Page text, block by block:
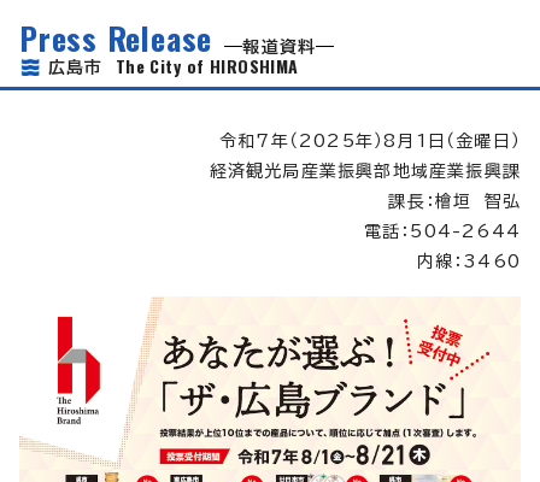
Press Release
報道資料
広島市 The City of HIROSHIMA
令和7年（2025年）8月1日（金曜日）
経済観光局産業振興部地域産業振興課
課長：檜垣 智弘
電話：504-2644
内線：3460